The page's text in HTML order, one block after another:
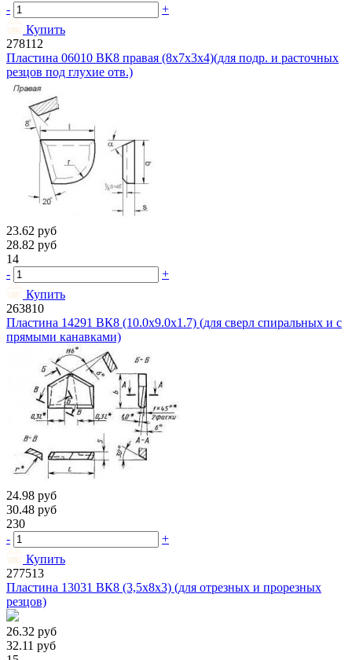
-
+
Купить
278112
Пластина 06010 ВК8 правая (8х7х3х4)(для подр. и расточных
резцов под глухие отв.)
23.62 руб
28.82 руб
14
-
+
Купить
263810
Пластина 14291 ВК8 (10.0х9.0х1.7) (для сверл спиральных и с
прямыми канавками)
24.98 руб
30.48 руб
230
-
+
Купить
277513
Пластина 13031 ВК8 (3,5х8х3) (для отрезных и прорезных
резцов)
26.32 руб
32.11 руб